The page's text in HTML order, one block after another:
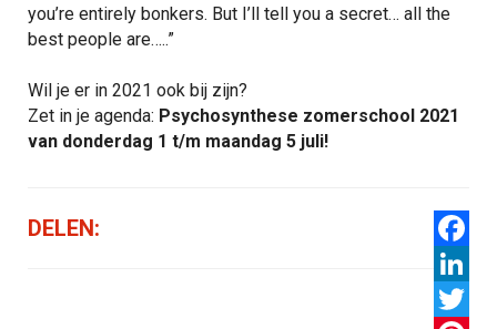
you’re entirely bonkers. But I’ll tell you a secret… all the
best people are…..”
Wil je er in 2021 ook bij zijn?
Zet in je agenda: Psychosynthese zomerschool 2021
van donderdag 1 t/m maandag 5 juli!
DELEN: